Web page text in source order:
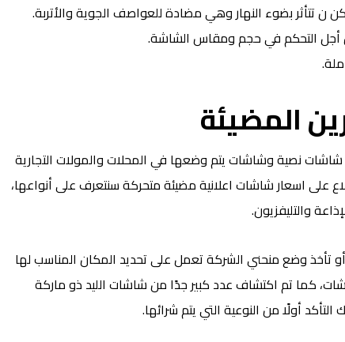
تتأثر بضوء النهار وهي مضادة للعواصف الجوية والأتربة.
أجل التحكم في حجم ومقاس الشاشة.
المضيئة
شاشات نصية وشاشات يتم وضعها في المحلات والمولات التجارية
على اسعار شاشات اعلانية مضيئة متحركة سنتعرف على أنواعها،
والتليفزيون.
تأخذ وضع منحني الشركة تعمل على تحديد المكان المناسب لها
كما تم اكتشاف عدد كبير جدًا من شاشات الليد ذو ماركة
أولًا من النوعية التي يتم شرائها.